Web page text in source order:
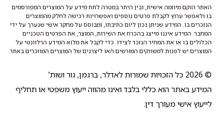
האתר הוקם מיוזמה אישית, ובין היתר במטרה לתת מידע על המוצרים המפורסמים
בו ולאפשר ערוץ לקבלת פרטים נוספים ואפשרויות רכישה לחלק מהמוצרים
הנזכרים בו. המידע שניתן נכון ליום כתיבתו, ומבוסס על מחקר אישי שנערך על ידי
המחבר. המידע איננו מייצג בהכרח את השירות, המוצר, את הפרטים הטכניים
הכלולים בו או את המחיר הנזכר לצידו. כדי לקבל את מלוא המידע הרלוונטי על
המוצרים יש לפנות למשווקים המורשים ו/או ליצרנים של המוצרים המוזכרים באתר.
© 2026 כל הזכויות שמורות לאדלר, ברגמן, גור ושות'
המידע באתר הוא כללי בלבד ואינו מהווה ייעוץ משפטי או תחליף
לייעוץ אישי מעורך דין.